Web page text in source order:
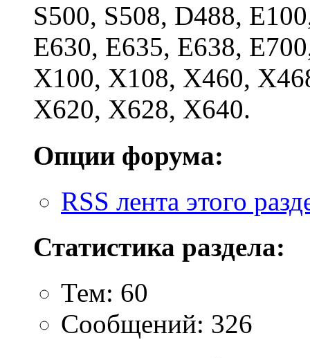
S500, S508, D488,
E630, E635, E638,
X100, X108, X460,
X620, X628, X640.
Опции форума:
RSS лента этого
Статистика раздела:
Тем: 60
Сообщений: 326